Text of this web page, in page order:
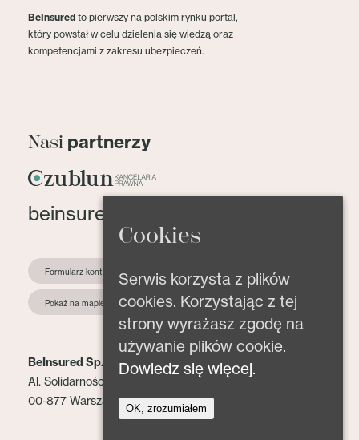
BeInsured to pierwszy na polskim rynku portal,
który powstał w celu dzielenia się wiedzą oraz
kompetencjami z zakresu ubezpieczeń.
Nasi partnerzy
beinsured@beinsured.pl
Formularz kontaktowy
Pokaż na mapie
BeInsured Sp. z o.o.
Al. Solidarności 153 lok. 2
00-877 Warszawa
Cookies
Serwis korzysta z plików
cookies. Korzystając z tej
strony wyrażasz zgodę na
używanie plików cookie.
Dowiedz się więcej.
OK, zrozumiałem